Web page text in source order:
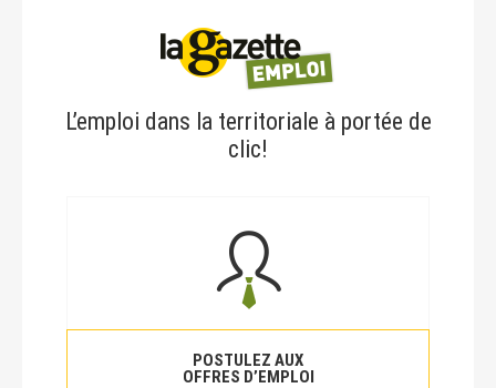
L’emploi dans la territoriale à portée de
clic!
POSTULEZ AUX
OFFRES D’EMPLOI